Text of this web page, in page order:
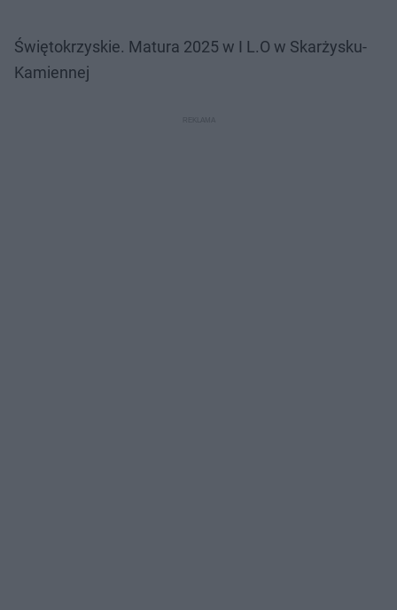
Świętokrzyskie. Matura 2025 w I L.O w Skarżysku-
Kamiennej